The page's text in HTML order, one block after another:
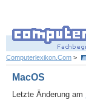
Computerlexikon.Com >
MacOS
Letzte Änderung am